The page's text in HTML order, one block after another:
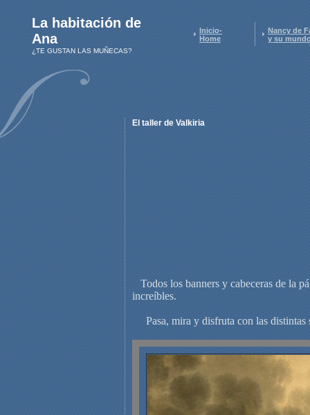
La habitación de
Ana
¿TE GUSTAN LAS MUÑECAS?
Inicio-
Home
Nancy de
y su
El taller de Valkiria
Todos los banners y cabeceras de la
increíbles.
Pasa, mira y disfruta con las distintas